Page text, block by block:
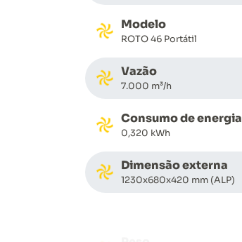
Modelo
ROTO 46 Portátil
Vazão
7.000 m³/h
Consumo de energia
0,320 kWh
Dimensão externa
1230x680x420 mm (ALP)